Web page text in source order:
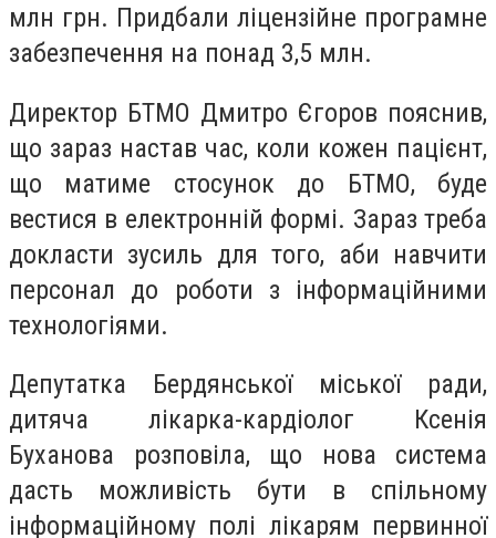
млн грн. Придбали ліцензійне програмне
забезпечення на понад 3,5 млн.
Директор БТМО Дмитро Єгоров пояснив,
що зараз настав час, коли кожен пацієнт,
що матиме стосунок до БТМО, буде
вестися в електронній формі. Зараз треба
докласти зусиль для того, аби навчити
персонал до роботи з інформаційними
технологіями.
Депутатка Бердянської міської ради,
дитяча лікарка-кардіолог Ксенія
Буханова розповіла, що нова система
дасть можливість бути в спільному
інформаційному полі лікарям первинної